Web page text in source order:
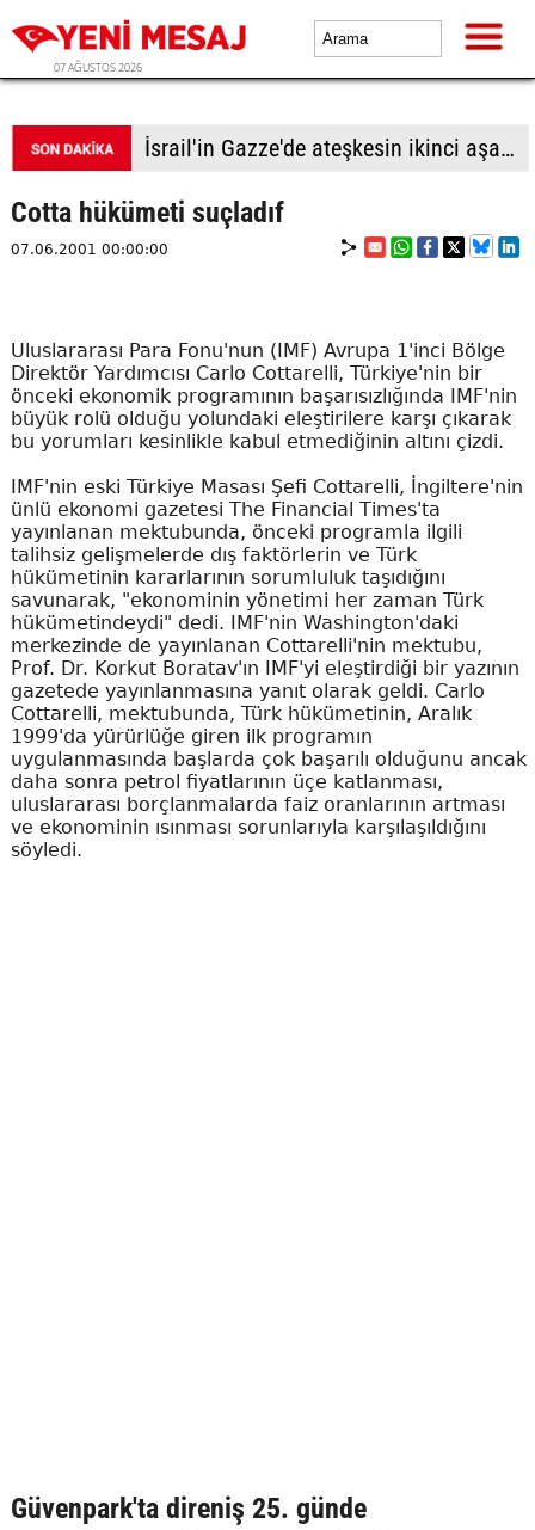
07 AĞUSTOS 2026
İsrail'in Gazze'de ateşkesin ikinci aşamasının uygulanmasına ilişkin yeni yol haritasını reddettiği bildirildi
Cotta hükümeti suçladıf
07.06.2001 00:00:00
Uluslararası Para Fonu'nun (IMF) Avrupa 1'inci Bölge
Direktör Yardımcısı Carlo Cottarelli, Türkiye'nin bir
önceki ekonomik programının başarısızlığında IMF'nin
büyük rolü olduğu yolundaki eleştirilere karşı çıkarak
bu yorumları kesinlikle kabul etmediğinin altını çizdi.
IMF'nin eski Türkiye Masası Şefi Cottarelli, İngiltere'nin
ünlü ekonomi gazetesi The Financial Times'ta
yayınlanan mektubunda, önceki programla ilgili
talihsiz gelişmelerde dış faktörlerin ve Türk
hükümetinin kararlarının sorumluluk taşıdığını
savunarak, "ekonominin yönetimi her zaman Türk
hükümetindeydi" dedi. IMF'nin Washington'daki
merkezinde de yayınlanan Cottarelli'nin mektubu,
Prof. Dr. Korkut Boratav'ın IMF'yi eleştirdiği bir yazının
gazetede yayınlanmasına yanıt olarak geldi. Carlo
Cottarelli, mektubunda, Türk hükümetinin, Aralık
1999'da yürürlüğe giren ilk programın
uygulanmasında başlarda çok başarılı olduğunu ancak
daha sonra petrol fiyatlarının üçe katlanması,
uluslararası borçlanmalarda faiz oranlarının artması
ve ekonominin ısınması sorunlarıyla karşılaşıldığını
söyledi.
Güvenpark'ta direniş 25. günde